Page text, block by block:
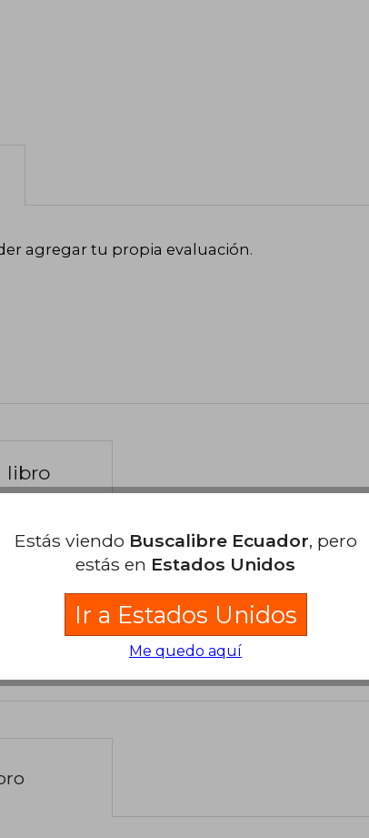
agregar tu propia evaluación.
libro
Originales.
Estás viendo Buscalibre Ecuador, pero
estás en Estados Unidos
Ir a Estados Unidos
Me quedo aquí